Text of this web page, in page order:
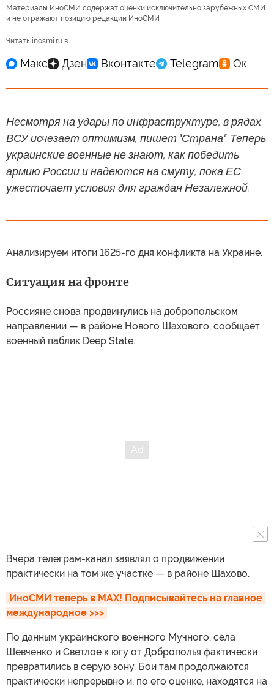
Материалы ИноСМИ содержат оценки исключительно зарубежных СМИ
и не отражают позицию редакции ИноСМИ
Читать inosmi.ru в
Несмотря на удары по инфраструктуре, в рядах
ВСУ исчезает оптимизм, пишет "Страна". Теперь
украинские военные не знают, как победить
армию России и надеются на смуту, пока ЕС
ужесточает условия для граждан Незалежной.
Анализируем итоги 1625-го дня конфликта на Украине.
Ситуация на фронте
Россияне снова продвинулись на добропольском
направлении — в районе Нового Шахового, сообщает
военный паблик Deep State.
Вчера телеграм-канал заявлял о продвижении
практически на том же участке — в районе Шахово.
ИноСМИ теперь в MAX! Подписывайтесь на главное
международное >>>
По данным украинского военного Мучного, села
Шевченко и Светлое к югу от Доброполья фактически
превратились в серую зону. Бои там продолжаются
практически непрерывно и, по его оценке, находятся на